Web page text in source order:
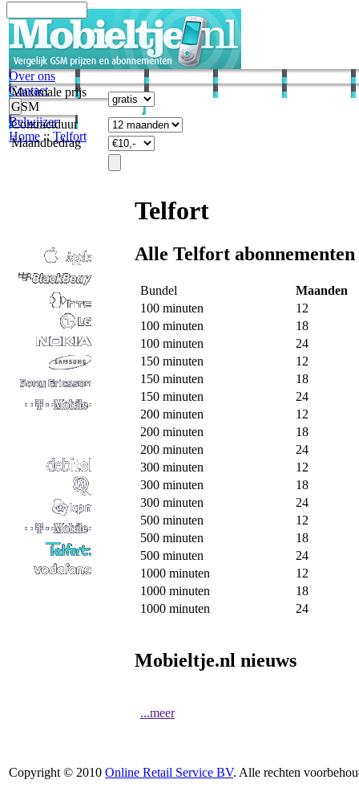
Over ons
Contact
Belwijzer
Home :: Telfort
Maximale prijs
GSM
Contractduur
Maandbedrag
Telfort
Alle Telfort
Bundel
Maanden
100 minuten
12
100 minuten
18
100 minuten
24
150 minuten
12
150 minuten
18
150 minuten
24
200 minuten
12
200 minuten
18
200 minuten
24
300 minuten
12
300 minuten
18
300 minuten
24
500 minuten
12
500 minuten
18
500 minuten
24
1000 minuten
12
1000 minuten
18
1000 minuten
24
Mobieltje.nl nieuws
...meer
Copyright © 2010 Online Retail Service BV. Alle rechten